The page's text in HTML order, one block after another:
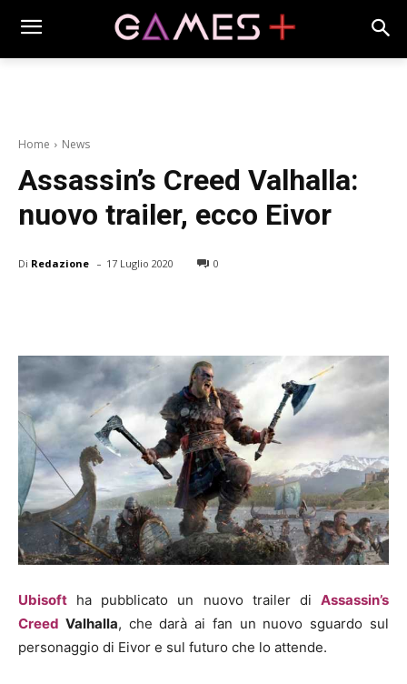
Home News
Assassin’s Creed Valhalla:
nuovo trailer, ecco Eivor
Di Redazione - 17 Luglio 2020 0
Ubisoft ha pubblicato un nuovo trailer di Assassin’s
Creed Valhalla, che darà ai fan un nuovo sguardo sul
personaggio di Eivor e sul futuro che lo attende.